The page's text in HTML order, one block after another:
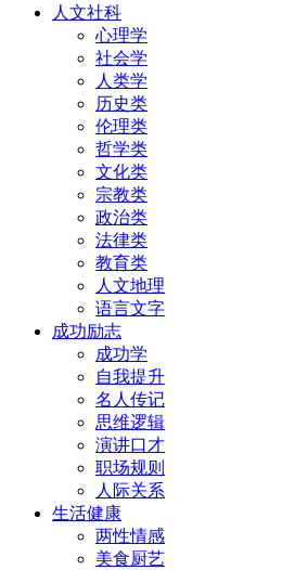
人文社科
心理学
社会学
人类学
历史类
伦理类
哲学类
文化类
宗教类
政治类
法律类
教育类
人文地理
语言文字
成功励志
成功学
自我提升
名人传记
思维逻辑
演讲口才
职场规则
人际关系
生活健康
两性情感
美食厨艺